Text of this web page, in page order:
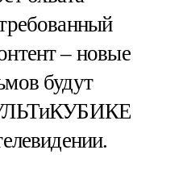
– новые
будут